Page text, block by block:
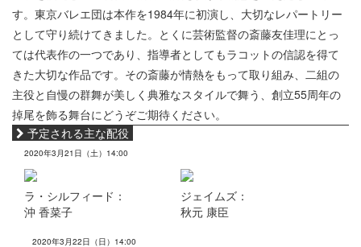
す。東京バレエ団は本作を1984年に初演し、大切なレパートリー
として守り続けてきました。とくに芸術監督の斎藤友佳理にとっ
ては代表作の一つであり、指導者としてもラコットの信認を得て
きた大切な作品です。その斎藤が情熱をもって取り組み、二組の
主役と自慢の群舞が美しく典雅なスタイルで舞う、創立55周年の
掉尾を飾る舞台にどうぞご期待ください。
予定される主な配役
2020年3月21日（土）14:00
ラ・シルフィード：
沖 香菜子
ジェイムズ：
秋元 康臣
2020年3月22日（日）14:00